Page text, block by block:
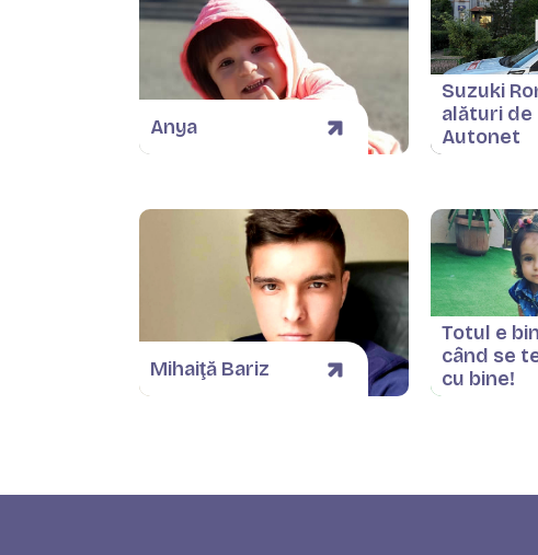
Anya
Suzuki
alături de
Autonet
Mihaiţă Bariz
Totul e
când se
cu bine!